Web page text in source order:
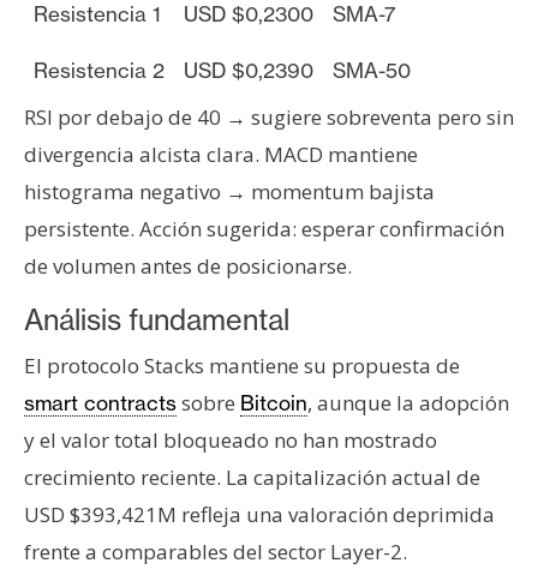
P
u
b
l
i
i
d
a
Resistencia 1 USD $0,2300 SMA-7
Resistencia 2 USD $0,2390 SMA-50
RSI por debajo de 40 → sugiere sobreventa pero sin
divergencia alcista clara. MACD mantiene
histograma negativo → momentum bajista
persistente. Acción sugerida: esperar confirmación
de volumen antes de posicionarse.
Análisis fundamental
El protocolo Stacks mantiene su propuesta de
smart contractssobre Bitcoin, aunque la adopción
y el valor total bloqueado no han mostrado
crecimiento reciente. La capitalización actual de
USD $393,421M refleja una valoración deprimida
frente a comparables del sector Layer-2.